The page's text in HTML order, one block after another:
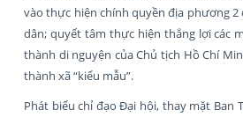
vào thực hiện chính quyền địa phương 2
dân; quyết tâm thực hiện thắng lợi các
thành di nguyện của Chủ tịch Hồ Chí
thành xã “kiểu mẫu”.
Phát biểu chỉ đạo Đại hội, thay mặt Ban